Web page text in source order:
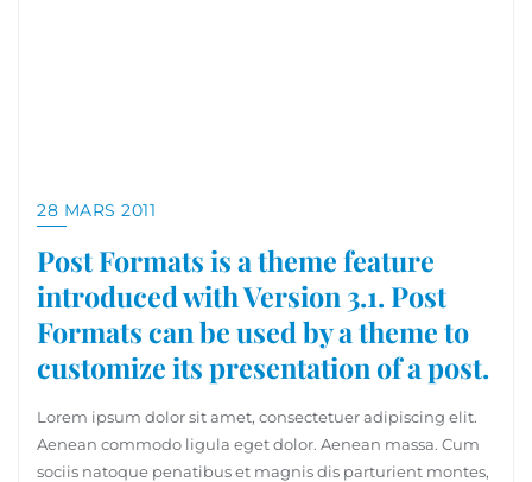
28 MARS 2011
Post Formats is a theme feature
introduced with Version 3.1. Post
Formats can be used by a theme to
customize its presentation of a post.
Lorem ipsum dolor sit amet, consectetuer adipiscing elit.
Aenean commodo ligula eget dolor. Aenean massa. Cum
sociis natoque penatibus et magnis dis parturient montes,